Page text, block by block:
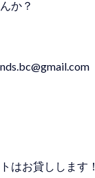
か？
はお貸しします！